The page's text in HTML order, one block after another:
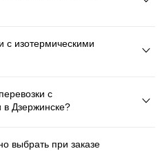
с изотермическими
с
в Дзержинске?
выбрать при заказе